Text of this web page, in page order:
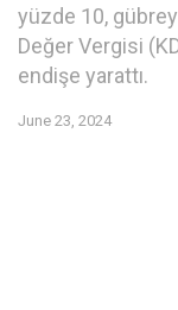
yüzde 10,
Değer Vergisi
endişe yarattı.
June 23, 2024